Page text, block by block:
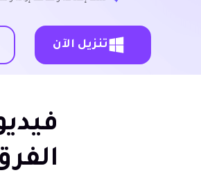
تنزيل الآن